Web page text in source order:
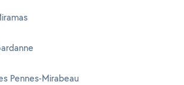
Pennes-Mirabeau